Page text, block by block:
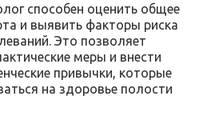
способен оценить общее
и выявить факторы риска
Это позволяет
меры и внести
привычки, которые
на здоровье полости